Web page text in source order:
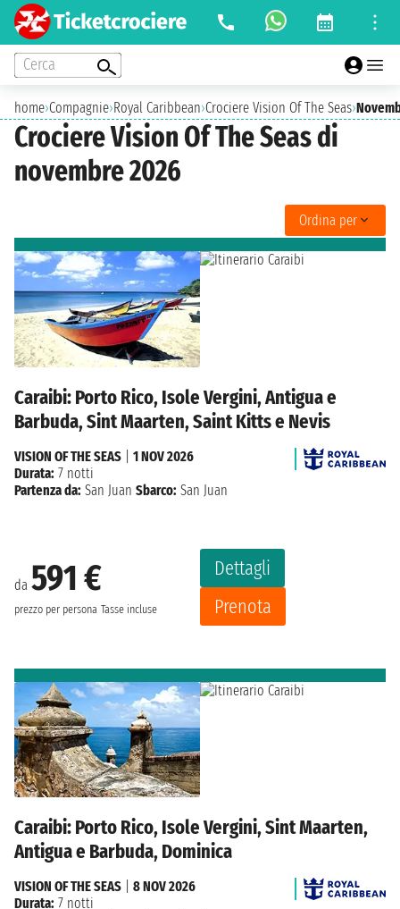
Cerca
home›Compagnie›Royal Caribbean›Crociere Vision Of The Seas›
Crociere Vision Of The Seas di
novembre 2026
Ordina per
Caraibi: Porto Rico, Isole Vergini, Antigua e
Barbuda, Sint Maarten, Saint Kitts e Nevis
da 591 €
prezzo per persona Tasse incluse
Dettagli
Prenota
VISION OF THE SEAS
1 NOV 2026
Durata: 7 notti
Partenza da: San Juan Sbarco: San Juan
Caraibi: Porto Rico, Isole Vergini, Sint Maarten,
Antigua e Barbuda, Dominica
VISION OF THE SEAS
8 NOV 2026
Durata: 7 notti